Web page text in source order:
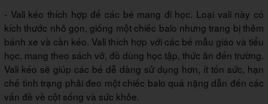
- Vali kéo thích hợp để các bé mang đi học. Loại vali này có
kích thước nhỏ gọn, giống một chiếc balo nhưng trang bị thêm
bánh xe và cần kéo. Vali thích hợp với các bé mẫu giáo và tiểu
học, mang theo sách vở, đồ dùng học tập, thức ăn đến trường.
Vali kéo sẽ giúp các bé dễ dàng sử dụng hơn, ít tốn sức, hạn
chế tình trạng phải đeo một chiếc balo quá nặng dẫn đến các
vấn đề về cột sống và sức khỏe.